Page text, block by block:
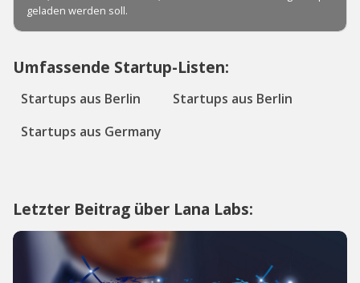
Umfassende Startup-Listen:
Startups aus Berlin
Startups aus Berlin
Startups aus Germany
Letzter Beitrag über Lana Labs: